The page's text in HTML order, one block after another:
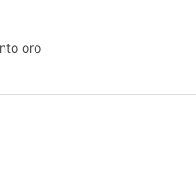
oro